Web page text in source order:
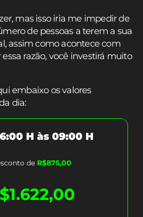
mas isso iria me impedir de
de pessoas a terem a sua
assim como acontece com
razão, você investirá muito
embaixo os valores
dia:
H às 09:00 H
de R$875,00